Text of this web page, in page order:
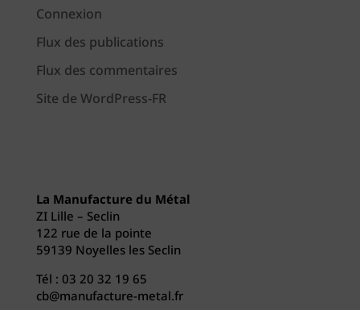
Connexion
Flux des publications
Flux des commentaires
Site de WordPress-FR
La Manufacture du Métal
ZI Lille – Seclin
122 rue de la pointe
59139 Noyelles les Seclin
Tél :03 20 32 19 65
cb@manufacture-metal.fr